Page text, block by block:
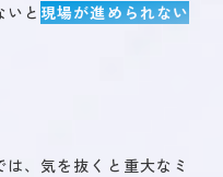
いと現場が進められない
、気を抜くと重大なミ